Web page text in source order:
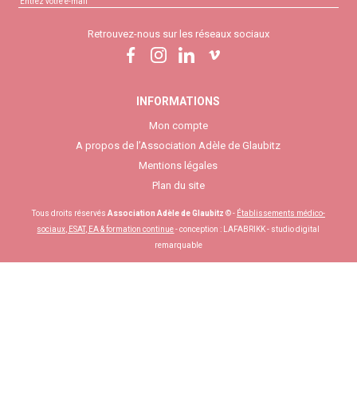
Retrouvez-nous sur les réseaux sociaux
INFORMATIONS
Mon compte
A propos de l’Association Adèle de Glaubitz
Mentions légales
Plan du site
Tous droits réservés Association Adèle de Glaubitz © - Établissements médico-
sociaux, ESAT, EA & formation continue- conception : LAFABRIKK - studio digital
remarquable